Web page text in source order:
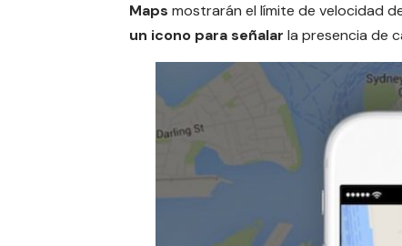
Maps mostrarán el límite de velocidad
un icono para señalar la presencia de